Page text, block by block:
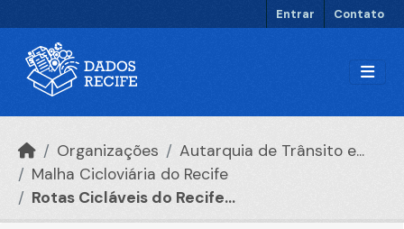
Entrar Contato
Organizações
Autarquia de Trânsito e...
Malha Cicloviária do Recife
Rotas Cicláveis do Recife...